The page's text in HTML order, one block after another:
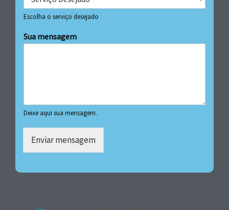
Escolha o serviço desejado
Sua mensagem
Deixe aqui sua mensagem.
Enviar mensagem